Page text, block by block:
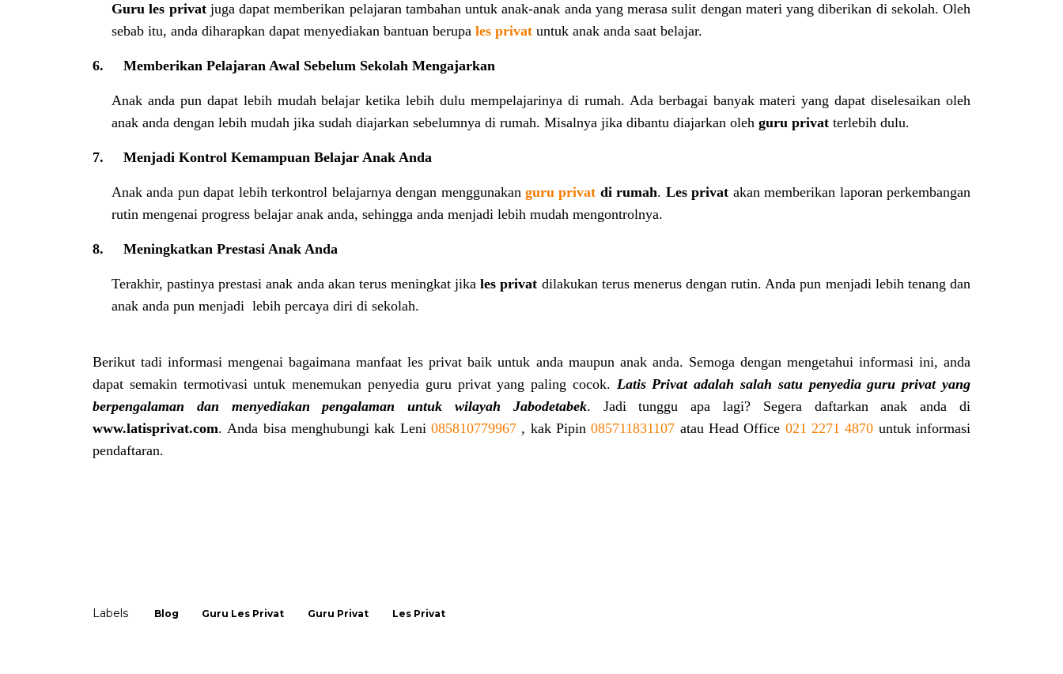
Guru les privatjuga dapat memberikan pelajaran tambahan untuk anak-anak anda yang merasa sulit dengan materi yang diberikan di sekolah. Oleh
sebab itu, anda diharapkan dapat menyediakan bantuan berupa les privat untuk anak anda saat belajar.
6. Memberikan Pelajaran Awal Sebelum Sekolah Mengajarkan
Anak anda pun dapat lebih mudah belajar ketika lebih dulu mempelajarinya di rumah. Ada berbagai banyak materi yang dapat diselesaikan oleh
anak anda dengan lebih mudah jika sudah diajarkan sebelumnya di rumah. Misalnya jika dibantu diajarkan oleh guru privat terlebih dulu.
7. Menjadi Kontrol Kemampuan Belajar Anak Anda
Anak anda pun dapat lebih terkontrol belajarnya dengan menggunakan guru privat di rumah. Les privat akan memberikan laporan perkembangan
rutin mengenai progress belajar anak anda, sehingga anda menjadi lebih mudah mengontrolnya.
8. Meningkatkan Prestasi Anak Anda
Terakhir, pastinya prestasi anak anda akan terus meningkat jikales privat dilakukan terus menerus dengan rutin. Anda pun menjadi lebih tenang dan
anak anda pun menjadi lebih percaya diri di sekolah.
Berikut tadi informasi mengenai bagaimana manfaat les privat baik untuk anda maupun anak anda. Semoga dengan mengetahui informasi ini, anda
dapat semakin termotivasi untuk menemukan penyedia guru privat yang paling cocok. Latis Privat adalah salah satu penyedia guru privat yang
berpengalaman dan menyediakan pengalaman untuk wilayah Jabodetabek. Jadi tunggu apa lagi? Segera daftarkan anak anda di
www.latisprivat.com. Anda bisa menghubungi kak Leni085810779967 , kak Pipin085711831107 atau Head Office 021 2271 4870 untuk informasi
pendaftaran.
Labels Blog Guru Les Privat Guru Privat Les Privat